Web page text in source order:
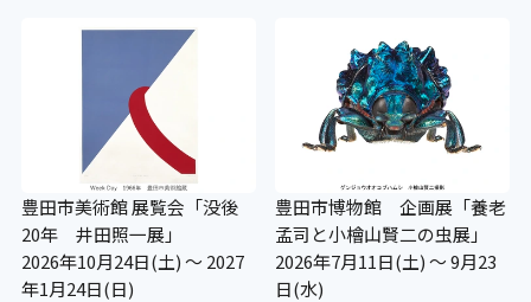
豊田市美術館 展覧会「没後
20年 井田照一展」
2026年10月24日(土) ～ 2027
年1月24日(日)
豊田市博物館 企画展「養老
孟司と小檜山賢二の虫展」
2026年7月11日(土) ～ 9月23
日(水)